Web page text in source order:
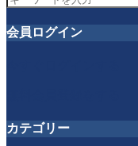
会員ログイン
カテゴリー